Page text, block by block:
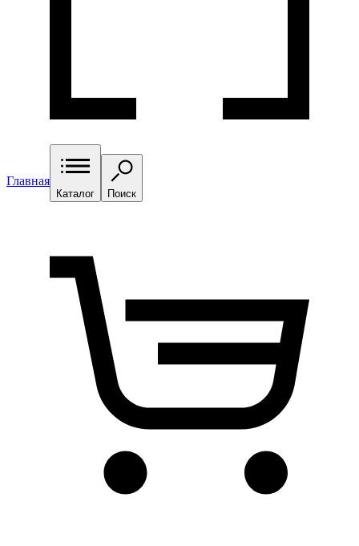
Главная
Каталог Поиск